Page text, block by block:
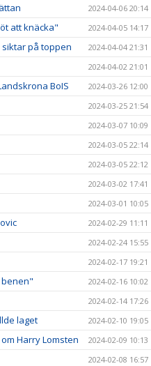
2024-04-06 20:14
att knäcka" 2024-04-05 14:17
på toppen 2024-04-04 21:31
2024-04-02 21:01
BoIS 2024-03-26 12:00
2024-03-25 21:54
2024-03-07 10:09
2024-03-05 22:14
2024-03-05 22:12
2024-03-02 17:41
2024-03-01 10:05
2024-02-29 11:11
2024-02-24 15:55
2024-02-17 19:21
benen" 2024-02-16 10:02
2024-02-14 17:26
laget 2024-02-10 19:05
Harry Lomsten 2024-02-09 10:13
2024-02-08 16:57